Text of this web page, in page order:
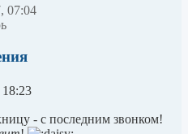
07:04
- с последним звонком!